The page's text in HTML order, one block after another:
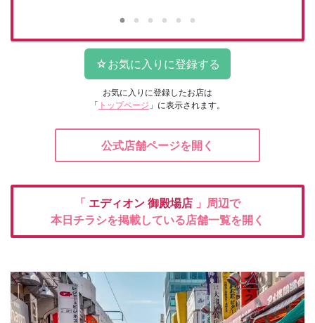
お気に入りに登録したお店は
「 トップページ 」に表示されます。
公式店舗ページを開く
「 エディオン 御殿場店 」周辺で
本日チラシを掲載している店舗一覧を開く